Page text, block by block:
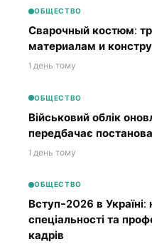
ОБЩЕСТВО
Сварочный костюм:
материалам и
1 день тому
ОБЩЕСТВО
Військовий облік
передбачає
1 день тому
ОБЩЕСТВО
Вступ-2026 в Україні:
спеціальності та
кадрів